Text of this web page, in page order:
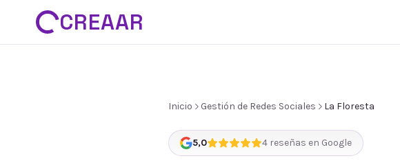
CREAAR
Inicio Gestión de Redes Sociales La Floresta
5,0 4 reseñas en Google